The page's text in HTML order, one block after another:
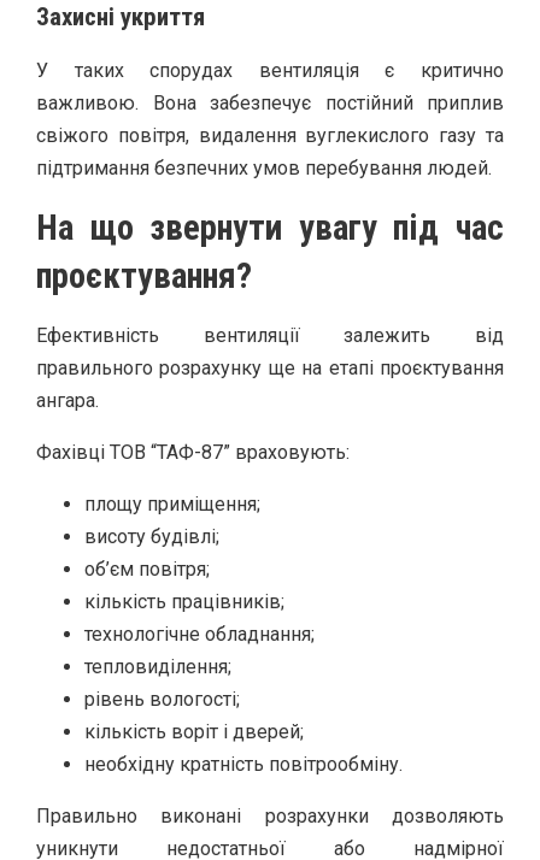
Захисні укриття
У таких спорудах вентиляція є критично
важливою. Вона забезпечує постійний приплив
свіжого повітря, видалення вуглекислого газу та
підтримання безпечних умов перебування людей.
На що звернути увагу під час
проєктування?
Ефективність вентиляції залежить від
правильного розрахунку ще на етапі проєктування
ангара.
Фахівці ТОВ “ТАФ-87” враховують:
площу приміщення;
висоту будівлі;
об’єм повітря;
кількість працівників;
технологічне обладнання;
тепловиділення;
рівень вологості;
кількість воріт і дверей;
необхідну кратність повітрообміну.
Правильно виконані розрахунки дозволяють
уникнути недостатньої або надмірної